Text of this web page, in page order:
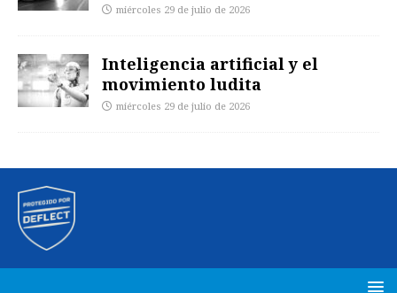
miércoles 29 de julio de 2026
Inteligencia artificial y el
movimiento ludita
miércoles 29 de julio de 2026